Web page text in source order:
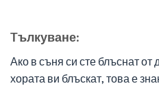
Tълкуване:
Ако в съня си сте блъснат от
хората ви блъскат, това е